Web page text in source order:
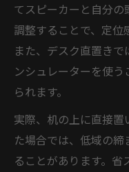
てスピーカーと自分
調整することで、定位
また、デスク直置き
ンシュレーターを使
られます。
実際、机の上に直接
た場合では、低域の
ることがあります。省